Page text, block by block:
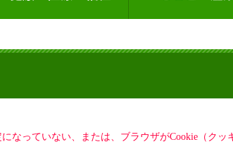
なっていない、または、ブラウザがCookie（ク